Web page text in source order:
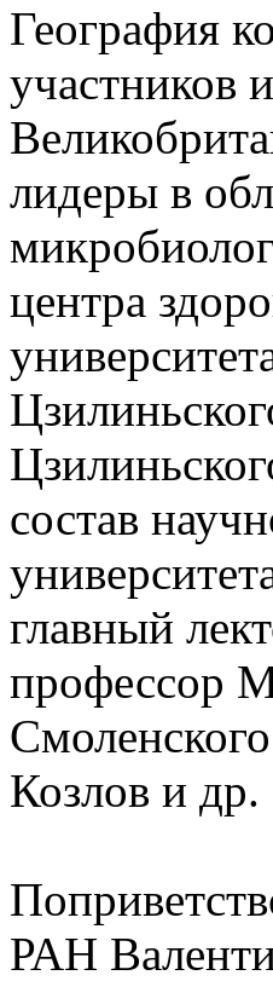
География
участников
лидеры в
центра
состав
главный
профессор
Козлов и др.
РАН